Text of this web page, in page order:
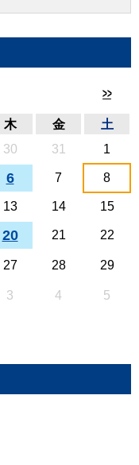
>>
木 金
土
30 31 1
6 7 8
13 14 15
20 21 22
27 28 29
3 4 5